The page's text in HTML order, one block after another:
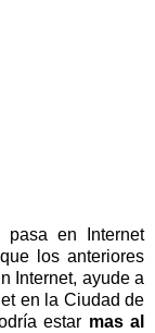
en Internet
los anteriores
Internet, ayude a
en la Ciudad de
estar mas al